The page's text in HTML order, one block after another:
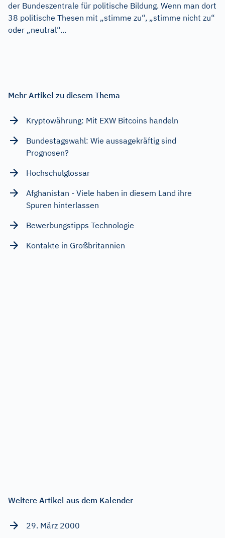
der Bundeszentrale für politische Bildung. Wenn man dort
38 politische Thesen mit „stimme zu“, „stimme nicht zu“
oder „neutral“...
Mehr Artikel zu diesem Thema
Kryptowährung: Mit EXW Bitcoins handeln
Bundestagswahl: Wie aussagekräftig sind
Prognosen?
Hochschulglossar
Afghanistan - Viele haben in diesem Land ihre
Spuren hinterlassen
Bewerbungstipps Technologie
Kontakte in Großbritannien
Weitere Artikel aus dem Kalender
29. März 2000